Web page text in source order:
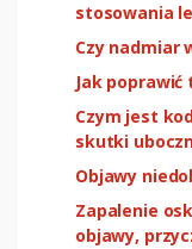
stosowania
Czy nadmiar
Jak
Czym jest
skutki
Objawy
Zapalenie
objawy,